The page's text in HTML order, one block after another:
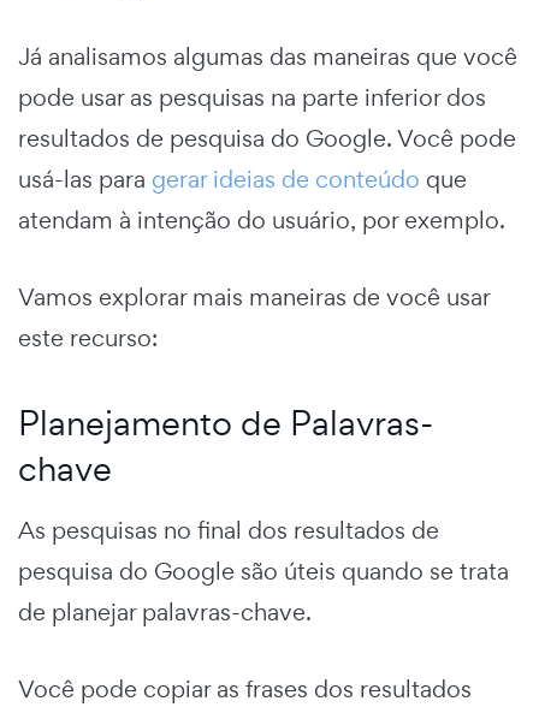
Já analisamos algumas das maneiras que você
pode usar as pesquisas na parte inferior dos
resultados de pesquisa do Google. Você pode
usá-las para gerar ideias de conteúdo que
atendam à intenção do usuário, por exemplo.
Vamos explorar mais maneiras de você usar
este recurso:
Planejamento de Palavras-
chave
As pesquisas no final dos resultados de
pesquisa do Google são úteis quando se trata
de planejar palavras-chave.
Você pode copiar as frases dos resultados